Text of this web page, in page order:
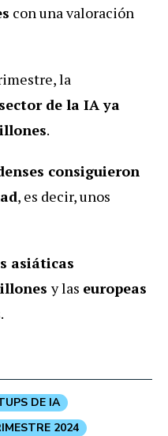
con una valoración
la
de la IA ya
.
consiguieron
, es decir, unos
asiáticas
y las europeas
.
DE IA
2024